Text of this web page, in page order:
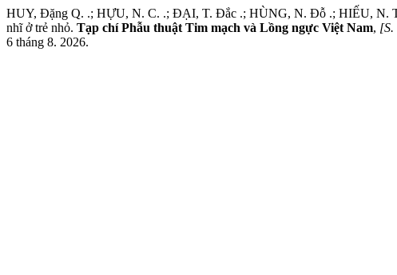
HUY, Đặng Q. .; HỰU, N. C. .; ĐẠI, T. Đắc .; HÙNG, N. Đỗ .; HIẾU, N.
nhĩ ở trẻ nhỏ. Tạp chí Phẫu thuật Tim mạch và Lồng ngực Việt Nam,
6 tháng 8. 2026.